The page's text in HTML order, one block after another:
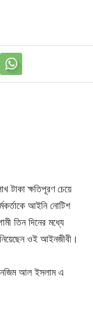
টাকা ক্ষতিপূরণ চেয়ে
আইনি নোটিশ
তিন দিনের মধ্যে
ওই আইনজীবী।
আল ইসলাম এ